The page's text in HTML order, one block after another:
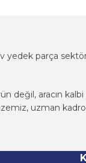
daha pahalı.
yedek parça
değil, aracın
uzman
yedek parça